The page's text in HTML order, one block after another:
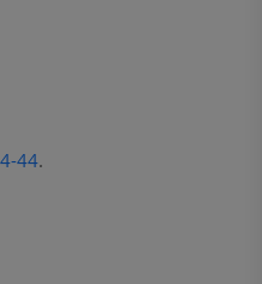
44.